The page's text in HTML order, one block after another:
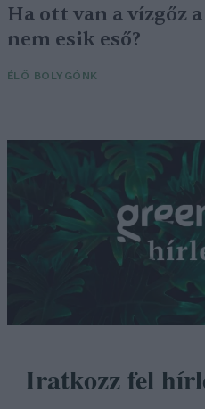
Ha ott van a vízgőz
nem esik eső?
ÉLŐ BOLYGÓNK
Iratkozz fel